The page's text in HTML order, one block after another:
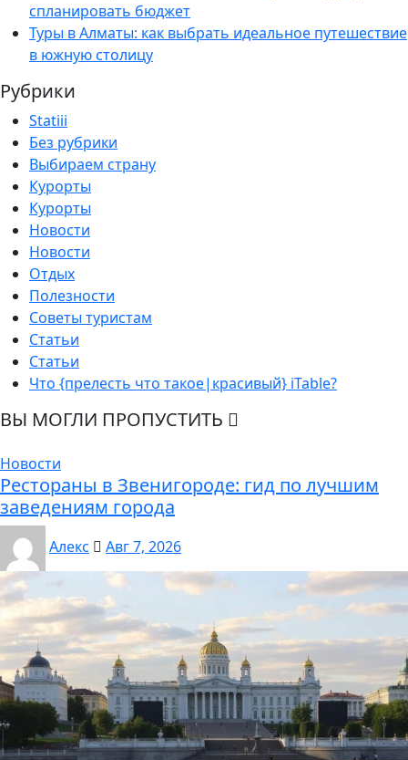
спланировать бюджет
Туры в Алматы: как выбрать идеальное путешествие
в южную столицу
Рубрики
Statiii
Без рубрики
Выбираем страну
Курорты
Курорты
Новости
Новости
Отдых
Полезности
Советы туристам
Статьи
Статьи
Что {прелесть что такое|красивый} iTable?
ВЫ МОГЛИ ПРОПУСТИТЬ
Новости
Рестораны в Звенигороде: гид по лучшим
заведениям города
Алекс Авг 7, 2026